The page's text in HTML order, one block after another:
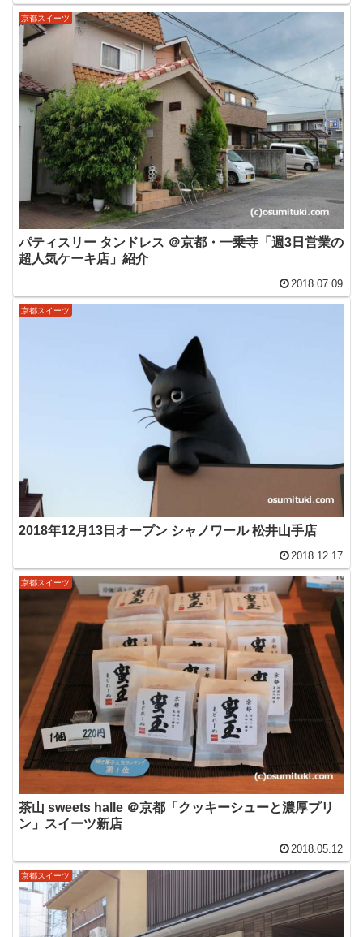
京都スイーツ
パティスリー タンドレス ＠京都・一乗寺「週3日営業の
超人気ケーキ店」紹介
2018.07.09
京都スイーツ
2018年12月13日オープン シャノワール 松井山手店
2018.12.17
京都スイーツ
茶山 sweets halle ＠京都「クッキーシューと濃厚プリ
ン」スイーツ新店
2018.05.12
京都スイーツ